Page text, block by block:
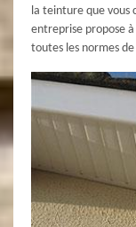
la teinture que vous
entreprise propose
toutes les normes